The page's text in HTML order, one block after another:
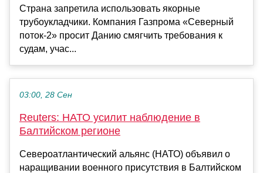
Страна запретила использовать якорные
трубоукладчики. Компания Газпрома «Северный
поток-2» просит Данию смягчить требования к
судам, учас...
03:00, 28 Сен
Reuters: НАТО усилит наблюдение в
Балтийском регионе
Североатлантический альянс (НАТО) объявил о
наращивании военного присутствия в Балтийском